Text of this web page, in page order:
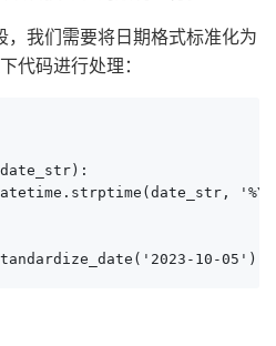
，我们需要将日期格式标准化为
代码进行处理：
10-05')